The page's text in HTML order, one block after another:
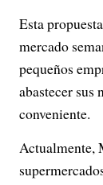
Esta
mercado
pequeños
abastecer sus
conveniente.
Actualmente,